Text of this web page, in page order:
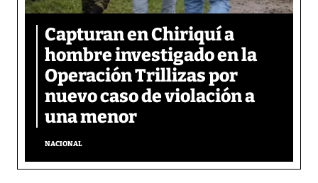
Capturan en Chiriquí a
hombre investigado en la
Operación Trillizas por
nuevo caso de violación a
una menor
NACIONAL